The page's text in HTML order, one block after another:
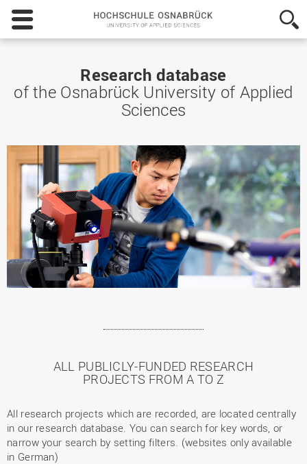
Hochschule
Osnabrück
-
Sciences
Research database
of the Osnabrück University of Applied
Sciences
ALL PUBLICLY-FUNDED RESEARCH
PROJECTS FROM A TO Z
All research projects which are recorded, are located centrally
in our research database. You can search for key words, or
narrow your search by setting filters. (websites only available
in German)